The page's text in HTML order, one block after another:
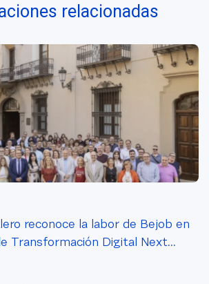
relacionadas
reconoce la labor de Bejob en
Transformación Digital Next